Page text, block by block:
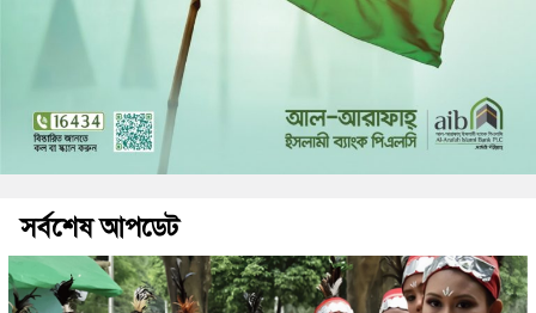
সর্বশেষ আপডেট